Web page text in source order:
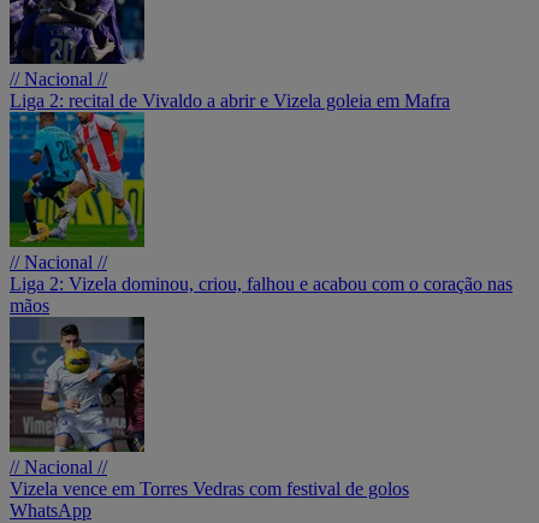
// Nacional //
Liga 2: recital de Vivaldo a abrir e Vizela goleia em Mafra
// Nacional //
Liga 2: Vizela dominou, criou, falhou e acabou com o coração nas
mãos
// Nacional //
Vizela vence em Torres Vedras com festival de golos
WhatsApp